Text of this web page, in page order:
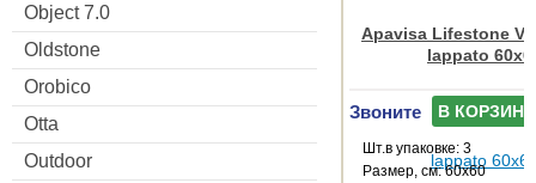
Object 7.0
Oldstone
Orobico
Otta
Outdoor
Apavisa Lifestone
lappato
Звоните В КОРЗИНУ
Шт.в упаковке: 3
Размер, см: 60x60